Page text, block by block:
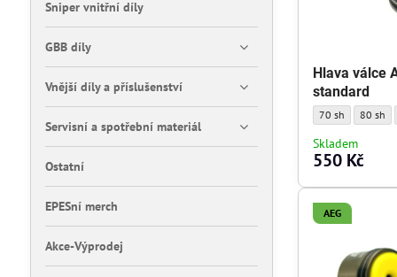
Hlava válce
standard
Hlava válce AEG
70 sh Hlava
80 sh
Skladem
550 Kč
AEG
Sniper vnitřní díly
GBB díly
Vnější díly a příslušenství
Servisní a spotřební materiál
Ostatní
EPESní merch
Akce-Výprodej